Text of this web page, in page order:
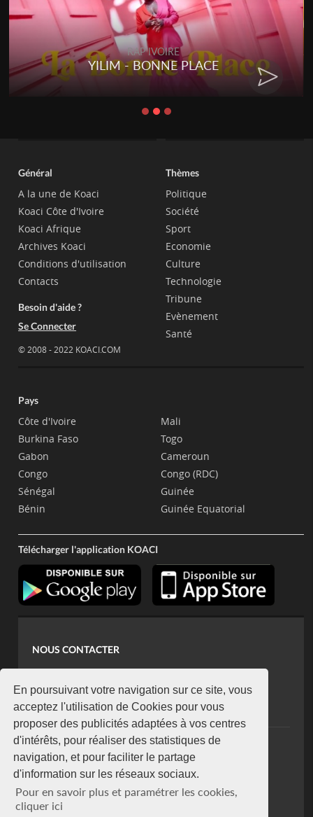
En poursuivant votre navigation sur ce site, vous
acceptez l'utilisation de Cookies pour vous
proposer des publicités adaptées à vos centres
d'intérêts, pour réaliser des statistiques de
navigation, et pour faciliter le partage
d'information sur les réseaux sociaux.
Pour en savoir plus et paramétrer les cookies,
cliquer ici
RAP IVOIRE
YILIM - BONNE PLACE
Général
A la une de Koaci
Koaci Côte d'Ivoire
Koaci Afrique
Archives Koaci
Conditions d'utilisation
Contacts
Besoin d'aide ?
Se Connecter
© 2008 - 2022 KOACI.COM
Thèmes
Politique
Société
Sport
Economie
Culture
Technologie
Tribune
Evènement
Santé
Pays
Côte d'Ivoire
Burkina Faso
Gabon
Congo
Sénégal
Bénin
Mali
Togo
Cameroun
Congo (RDC)
Guinée
Guinée Equatorial
Télécharger l'application KOACI
NOUS CONTACTER
koaci@yahoo.fr
+225 07 08 85 52 93
NEWSLETTER
Restez connecté via notre newsletter
S'abonner
Se désabonner